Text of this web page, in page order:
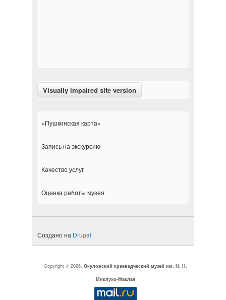
«Пушкинская карта»
Запись на экскурсию
Качество услуг
Оценка работы музея
Создано на Drupal
Copyright © 2026, Окуловский краеведческий музей им. Н. Н.
Миклухо-Маклая